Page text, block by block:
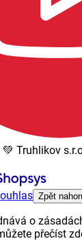
Truhlikov
Zpět
o
přečíst